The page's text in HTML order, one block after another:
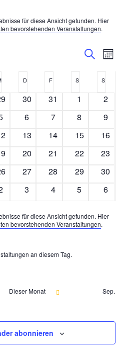
für diese Ansicht gefunden. Hier
bevorstehenden Veranstaltungen.
und
Monat
D
F
S
S
0
30
0
31
0
1
0
2
0
6
0
7
0
8
0
9
0
13
0
14
0
15
0
16
0
20
0
21
0
22
0
23
0
27
0
28
0
29
0
30
0
3
0
4
0
5
0
6
für diese Ansicht gefunden. Hier
bevorstehenden Veranstaltungen.
an diesem Tag.
Dieser Monat Sep.
abonnieren